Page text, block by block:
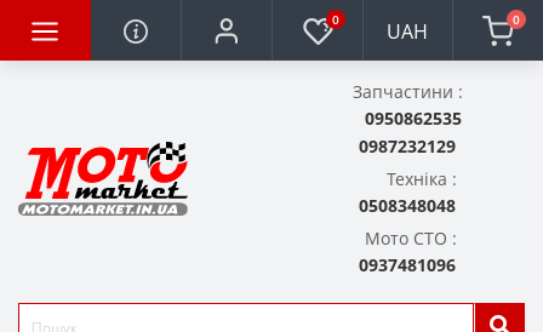
0 UAH 0
Запчастини :
0950862535
0987232129
Техніка :
0508348048
Мото СТО :
0937481096